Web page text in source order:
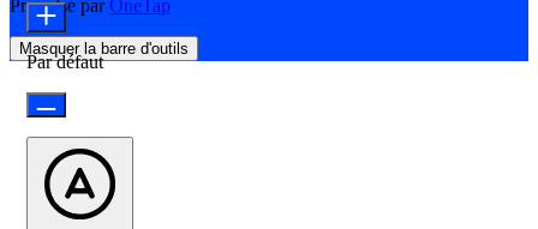
Propulsé parOneTap
Masquer la barre d'outils
Par défaut